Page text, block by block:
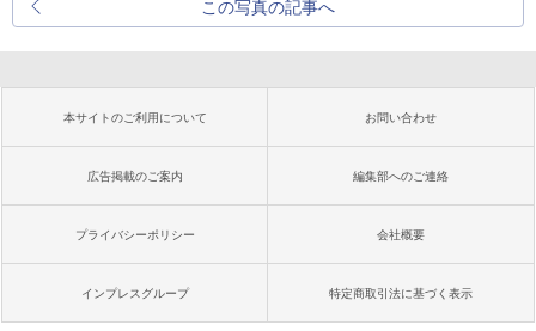
この写真の記事へ
本サイトのご利用について お問い合わせ
広告掲載のご案内 編集部へのご連絡
プライバシーポリシー 会社概要
インプレスグループ 特定商取引法に基づく表示